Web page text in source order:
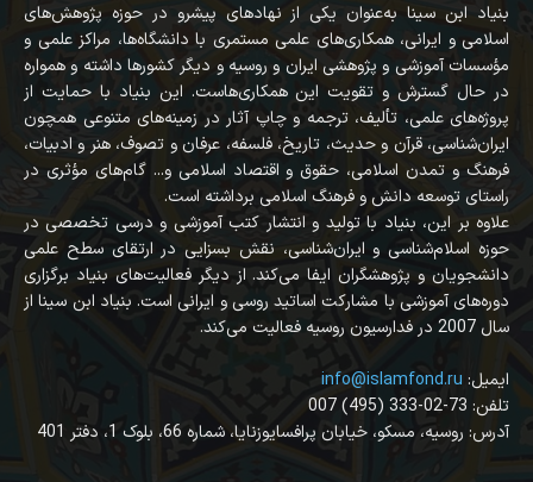
بنیاد ابن سینا به‌عنوان یکی از نهادهای پیشرو در حوزه پژوهش‌های
اسلامی و ایرانی، همکاری‌های علمی مستمری با دانشگاه‌ها، مراکز علمی و
مؤسسات آموزشی و پژوهشی ایران و روسیه و دیگر کشورها داشته و همواره
در حال گسترش و تقویت این همکاری‌هاست. این بنیاد با حمایت از
پروژه‌های علمی، تألیف، ترجمه و چاپ آثار در زمینه‌های متنوعی همچون
ایران‌شناسی، قرآن‌ و حدیث، تاریخ، فلسفه، عرفان و تصوف، هنر و ادبیات،
فرهنگ و تمدن اسلامی، حقوق و اقتصاد اسلامی و... گام‌های مؤثری در
راستای توسعه دانش و فرهنگ اسلامی برداشته است.
علاوه بر این، بنیاد با تولید و انتشار کتب آموزشی و درسی تخصصی در
حوزه اسلام‌شناسی و ایران‌شناسی، نقش بسزایی در ارتقای سطح علمی
دانشجویان و پژوهشگران ایفا می‌کند. از دیگر فعالیت‌های بنیاد برگزاری
دوره‌های آموزشی با مشارکت اساتید روسی و ایرانی است. بنیاد ابن سینا از
سال 2007 در فدارسیون روسیه فعالیت می‌کند.
info@islamfond.ru :ایمیل
007 (495) 333-02-73 :تلفن
آدرس: روسیه، مسکو، خیابان پرافسایوزنایا، شماره 66، بلوک 1، دفتر 401